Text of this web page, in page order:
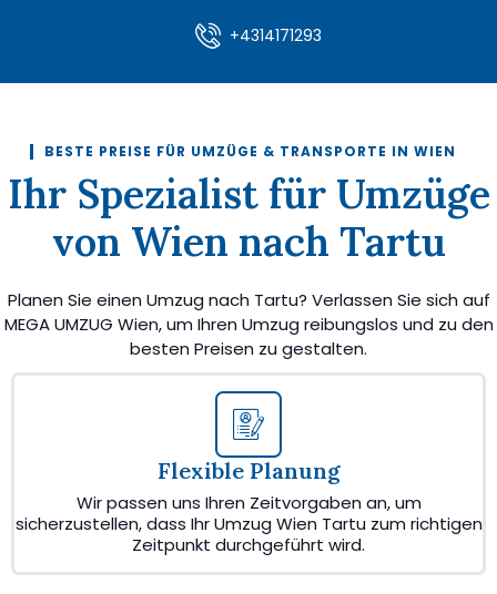
+4314171293
BESTE PREISE FÜR UMZÜGE & TRANSPORTE IN WIEN
Ihr Spezialist für Umzüge
von Wien nach Tartu
Planen Sie einen Umzug nach Tartu? Verlassen Sie sich auf
MEGA UMZUG Wien, um Ihren Umzug reibungslos und zu den
besten Preisen zu gestalten.
Flexible Planung
Wir passen uns Ihren Zeitvorgaben an, um
sicherzustellen, dass Ihr Umzug Wien Tartu zum richtigen
Zeitpunkt durchgeführt wird.